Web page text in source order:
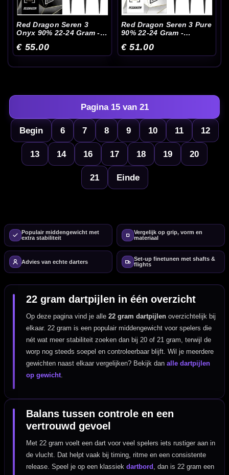
Red Dragon Seren 3
Onyx 90% 22-24 Gram -
€ 55.00
Red Dragon Seren 3 Pure
90% 22-24 Gram -
€ 51.00
Begin 6 7 8 9 10 11 12
13 14
Pagina 15 van 21
16 17 18 19 20
21 Einde
Populair middengewicht met
extra stabiliteit
Vergelijk op grip, vorm en
materiaal
Advies van echte darters
Set-up finetunen met shafts &
flights
22 gram dartpijlen in één overzicht
Op deze pagina vind je alle22 gram dartpijlen overzichtelijk bij
elkaar. 22 gram is een populair middengewicht voor spelers die
nét wat meer stabiliteit zoeken dan bij 20 of 21 gram, terwijl de
worp nog steeds soepel en controleerbaar blijft. Wil je meerdere
gewichten naast elkaar vergelijken? Bekijk danalle dartpijlen
op gewicht.
Balans tussen controle en een
vertrouwd gevoel
Met 22 gram voelt een dart voor veel spelers iets rustiger aan in
de vlucht. Dat helpt vaak bij timing, ritme en een consistente
release. Speel je op een klassiekdartbord , dan is 22 gram een